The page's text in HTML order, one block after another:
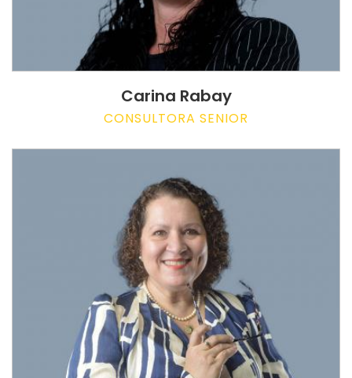
Carina Rabay
CONSULTORA SENIOR